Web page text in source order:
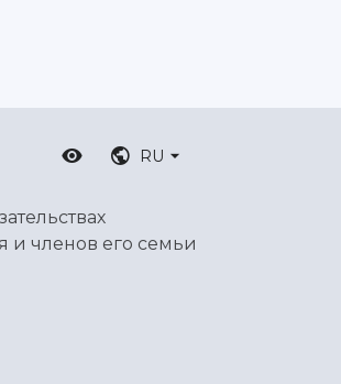
RU
и членов его семьи